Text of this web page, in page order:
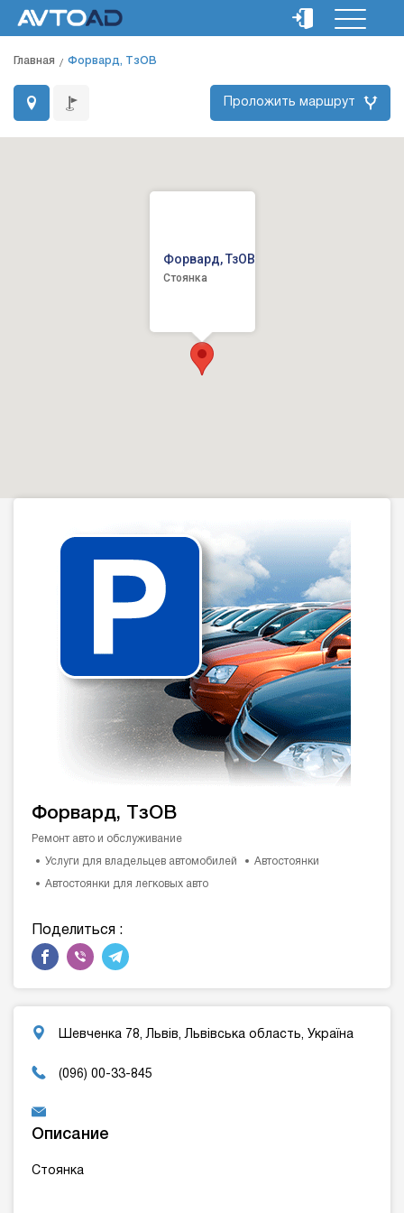
Главная Форвард, ТзОВ
Проложить маршрут
Форвард, ТзОВ
Стоянка
Форвард, ТзОВ
Ремонт авто и обслуживание
Услуги для владельцев автомобилей Автостоянки
Автостоянки для легковых авто
Поделиться :
Шевченка 78, Львів, Львівська область, Україна
(096) 00-33-845
Описание
Стоянка